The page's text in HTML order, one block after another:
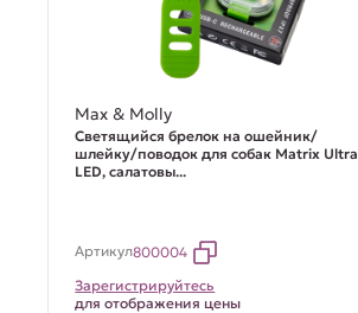
Max & Molly
Светящийся брелок на ошейник/
шлейку/поводок для собак Matrix Ultra
LED, салатовы...
Артикул800004
Зарегистрируйтесь
для отображения цены